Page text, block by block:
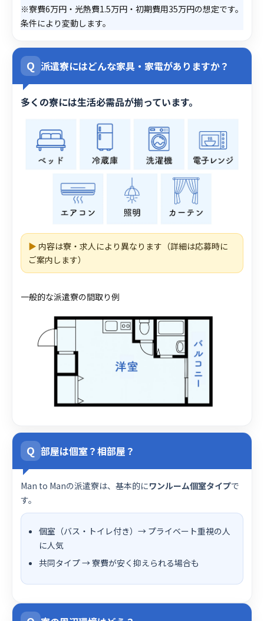
※寮費6万円・光熱費1.5万円・初期費用35万円の想定です。
条件により変動します。
Q 派遣寮にはどんな家具・家電がありますか？
多くの寮には生活必需品が揃っています。
▶ 内容は寮・求人により異なります（詳細は応募時に
ご案内します）
一般的な派遣寮の間取り例
Q 部屋は個室？相部屋？
Man to Manの派遣寮は、基本的にワンルーム個室タイプで
す。
個室（バス・トイレ付き）→ プライベート重視の人
に人気
共同タイプ → 寮費が安く抑えられる場合も